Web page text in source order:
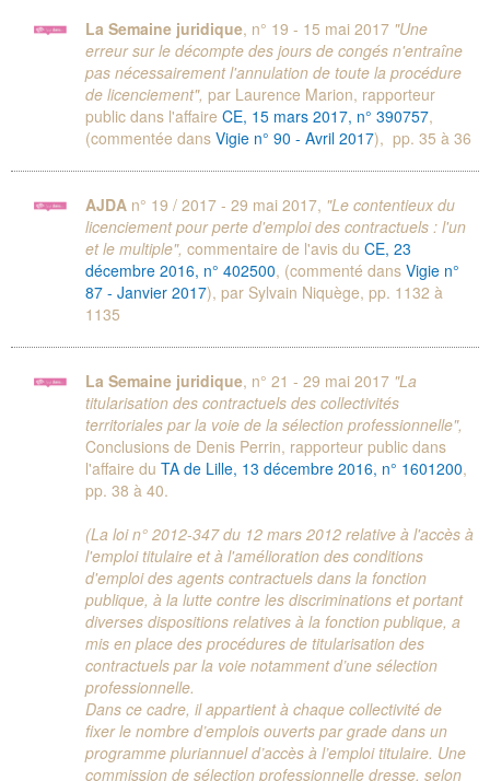
La Semaine juridique, n° 19 - 15 mai 2017 "Une
erreur sur le décompte des jours de congés n'entraîne
pas nécessairement l'annulation de toute la procédure
de licenciement", par Laurence Marion, rapporteur
public dans l'affaire CE, 15 mars 2017, n° 390757,
(commentée dans Vigie n° 90 - Avril 2017), pp. 35 à 36
AJDA n° 19 / 2017 - 29 mai 2017, "Le contentieux du
licenciement pour perte d'emploi des contractuels : l'un
et le multiple", commentaire de l'avis du CE, 23
décembre 2016, n° 402500, (commenté dans Vigie n°
87 - Janvier 2017), par Sylvain Niquège, pp. 1132 à
1135
La Semaine juridique, n° 21 - 29 mai 2017 "La
titularisation des contractuels des collectivités
territoriales par la voie de la sélection professionnelle",
Conclusions de Denis Perrin, rapporteur public dans
l'affaire du TA de Lille, 13 décembre 2016, n° 1601200,
pp. 38 à 40.
(La loi n° 2012-347 du 12 mars 2012 relative à l'accès à
l'emploi titulaire et à l'amélioration des conditions
d'emploi des agents contractuels dans la fonction
publique, à la lutte contre les discriminations et portant
diverses dispositions relatives à la fonction publique, a
mis en place des procédures de titularisation des
contractuels par la voie notamment d’une sélection
professionnelle.
Dans ce cadre, il appartient à chaque collectivité de
fixer le nombre d’emplois ouverts par grade dans un
programme pluriannuel d’accès à l’emploi titulaire. Une
commission de sélection professionnelle dresse, selon